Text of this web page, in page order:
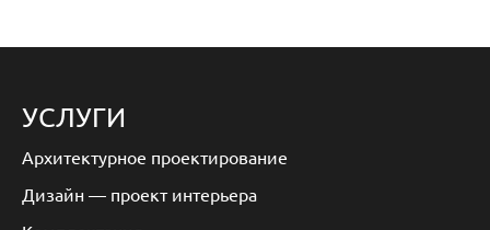
УСЛУГИ
Архитектурное проектирование
Дизайн — проект интерьера